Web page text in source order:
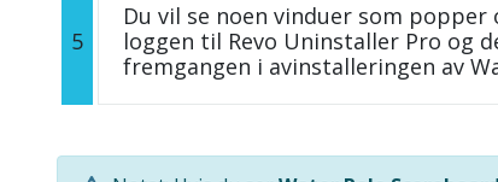
5
Du vil se noen vinduer som
loggen til Revo Uninstaller Pro og
fremgangen i avinstalleringen av